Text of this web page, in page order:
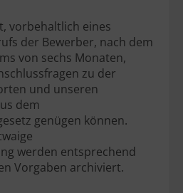
vorbehaltlich eines
der Bewerber, nach dem
von sechs Monaten,
zu der
und unseren
dem
genügen können.
werden entsprechend
Vorgaben archiviert.